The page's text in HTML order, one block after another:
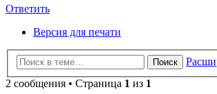
Ответить
Ответить
Версия для печати
Поиск
2 сообщения • Страница 1 из 1